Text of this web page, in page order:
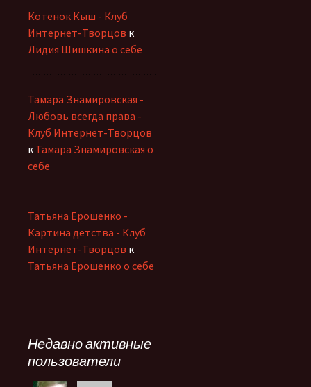
Котенок Кыш - Клуб
Интернет-Творцов к
Лидия Шишкина о себе
Тамара Знамировская -
Любовь всегда права -
Клуб Интернет-Творцов
к Тамара Знамировская о
себе
Татьяна Ерошенко -
Картина детства - Клуб
Интернет-Творцов к
Татьяна Ерошенко о себе
Недавно активные
пользователи